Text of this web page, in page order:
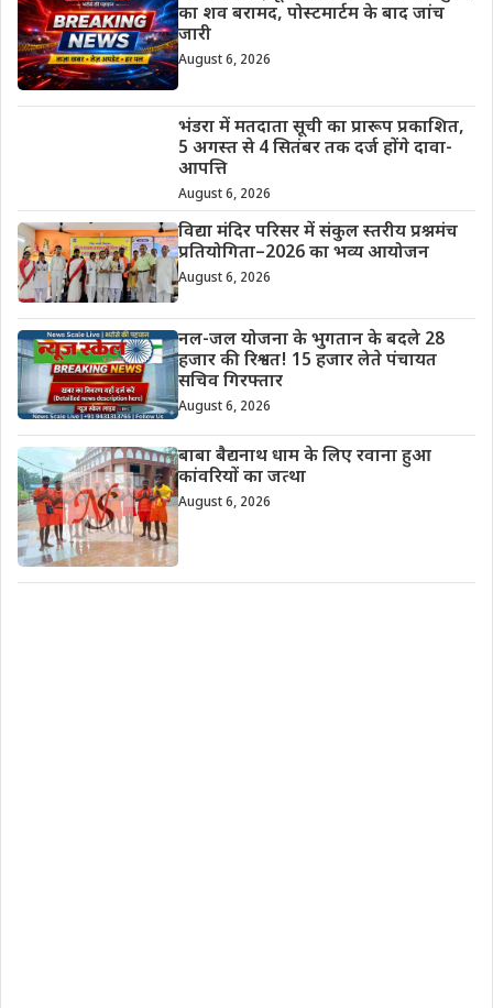
का शव बरामद, पोस्टमार्टम के बाद जांच
जारी
August 6, 2026
भंडरा में मतदाता सूची का प्रारूप प्रकाशित,
5 अगस्त से 4 सितंबर तक दर्ज होंगे दावा-
आपत्ति
August 6, 2026
विद्या मंदिर परिसर में संकुल स्तरीय प्रश्नमंच
प्रतियोगिता–2026 का भव्य आयोजन
August 6, 2026
नल-जल योजना के भुगतान के बदले 28
हजार की रिश्वत! 15 हजार लेते पंचायत
सचिव गिरफ्तार
August 6, 2026
बाबा बैद्यनाथ धाम के लिए रवाना हुआ
कांवरियों का जत्था
August 6, 2026